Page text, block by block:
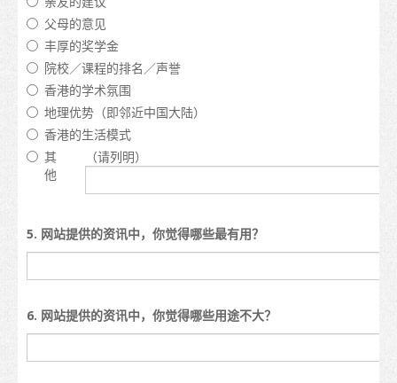
医疗和安全
保险
理财
电讯
交通
学生心声
大洋洲
父母的意见
丰厚的奖学金
院校／课程的排名／声誉
香港的学术氛围
地理优势（即邻近中国大陆）
香港的生活模式
其
他
（请列明）
5. 网站提供的资讯中，你觉得哪些最有用？
6. 网站提供的资讯中，你觉得哪些用途不大？